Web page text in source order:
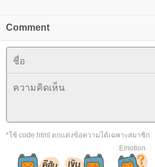
Comment
*ใช้ code html ตกแต่งข้อความได้เฉพาะสมาชิก
Emotion